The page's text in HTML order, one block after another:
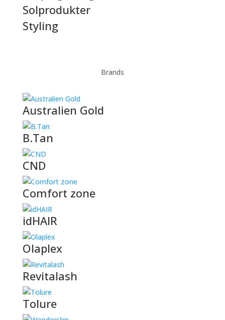
Solprodukter
Styling
Brands
Australien Gold
B.Tan
CND
Comfort zone
idHAIR
Olaplex
Revitalash
Tolure